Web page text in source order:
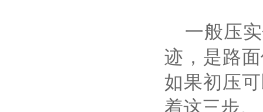
一般压实
迹，是路
如果初压
着这三步。